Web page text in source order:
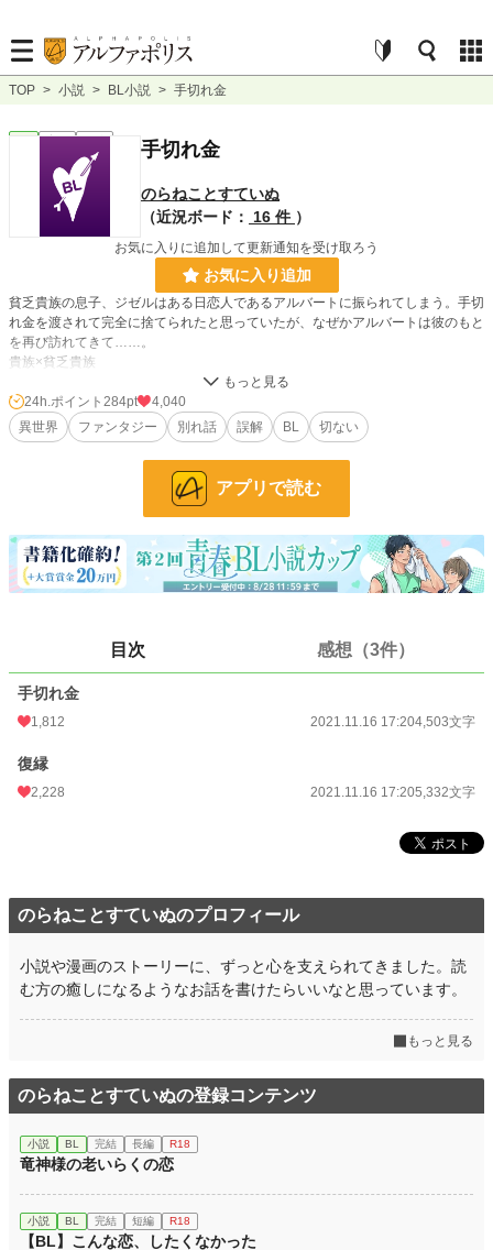
TOP > 小説 > BL小説 > 手切れ金
完結 短編 手切れ金
のらねことすていぬ
（近況ボード：
16 件 ）
お気に入りに追加して更新通知を受け取ろう
お気に入り追加
貧乏貴族の息子、ジゼルはある日恋人であるアルバートに振られてしまう。手切
れ金を渡されて完全に捨てられたと思っていたが、なぜかアルバートは彼のもと
を再び訪れてきて……。
貴族×貧乏貴族
小説 4,743 位 / 228,643 件
文字数 9,835
2021.11.16 17:20
週間ポイント
月間ポイント
年間ポイント
24h.ポイント 284pt
4,040
異世界
ファンタジー 別れ話 誤解 BL 切ない
アプリで読む
目次 感想（3件）
手切れ金
1,812 2021.11.16 17:204,503文字
復縁
2,228 2021.11.16 17:205,332文字
のらねことすていぬのプロフィール
小説や漫画のストーリーに、ずっと心を支えられてきました。読
む方の癒しになるようなお話を書けたらいいなと思っています。
もっと見る
のらねことすていぬの登録コンテンツ
小説 BL 完結 長編 R18
竜神様の老いらくの恋
小説 BL 完結 短編 R18
【BL】こんな恋、したくなかった